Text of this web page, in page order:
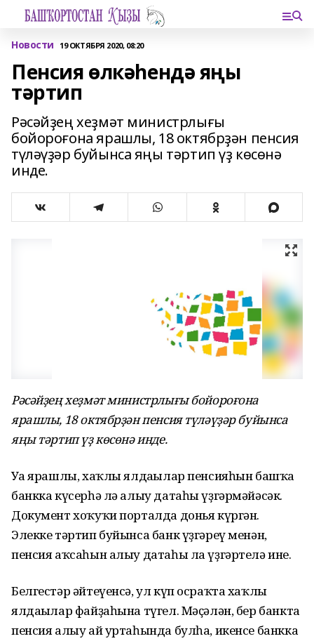
Новости 19 ОКТЯБРЯ 2020, 08:20
Пенсия өлкәһендә яңы
тәртип
Рәсәйҙең хеҙмәт министрлығы
бойороғона ярашлы, 18 октябрҙән пенсия
түләүҙәр буйынса яңы тәртип үҙ көсөнә
инде.
Рәсәйҙең хеҙмәт министрлығы бойороғона
ярашлы, 18 октябрҙән пенсия түләүҙәр буйынса
яңы тәртип үҙ көсөнә инде.
Уға ярашлы, хаҡлы ялдағылар пенсияһын башҡа
банкка күсерһә лә алыу датаһы үҙгәрмәйәсәк.
Документ хоҡуҡи порталда донья күргән.
Элекке тәртип буйынса банк үҙгәреү менән,
пенсия аҡсаһын алыу датаһы ла үҙгәртелә ине.
Белгестәр әйтеүенсә, ул күп осраҡта хаҡлы
ялдағылар файҙаһына түгел. Мәҫәлән, бер банкта
пенсия алыу ай уртаһында булһа, икенсе банкка